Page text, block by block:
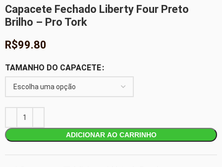
Capacete Fechado Liberty Four Preto
Brilho – Pro Tork
R$99.80
TAMANHO DO CAPACETE
ADICIONAR AO CARRINHO